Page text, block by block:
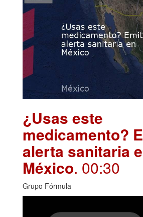
¿Usas este
medicamento?
alerta sanitaria
México. 00:30
Grupo Fórmula